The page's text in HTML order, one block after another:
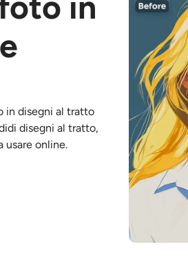
in disegni al tratto
disegni al tratto,
usare online.